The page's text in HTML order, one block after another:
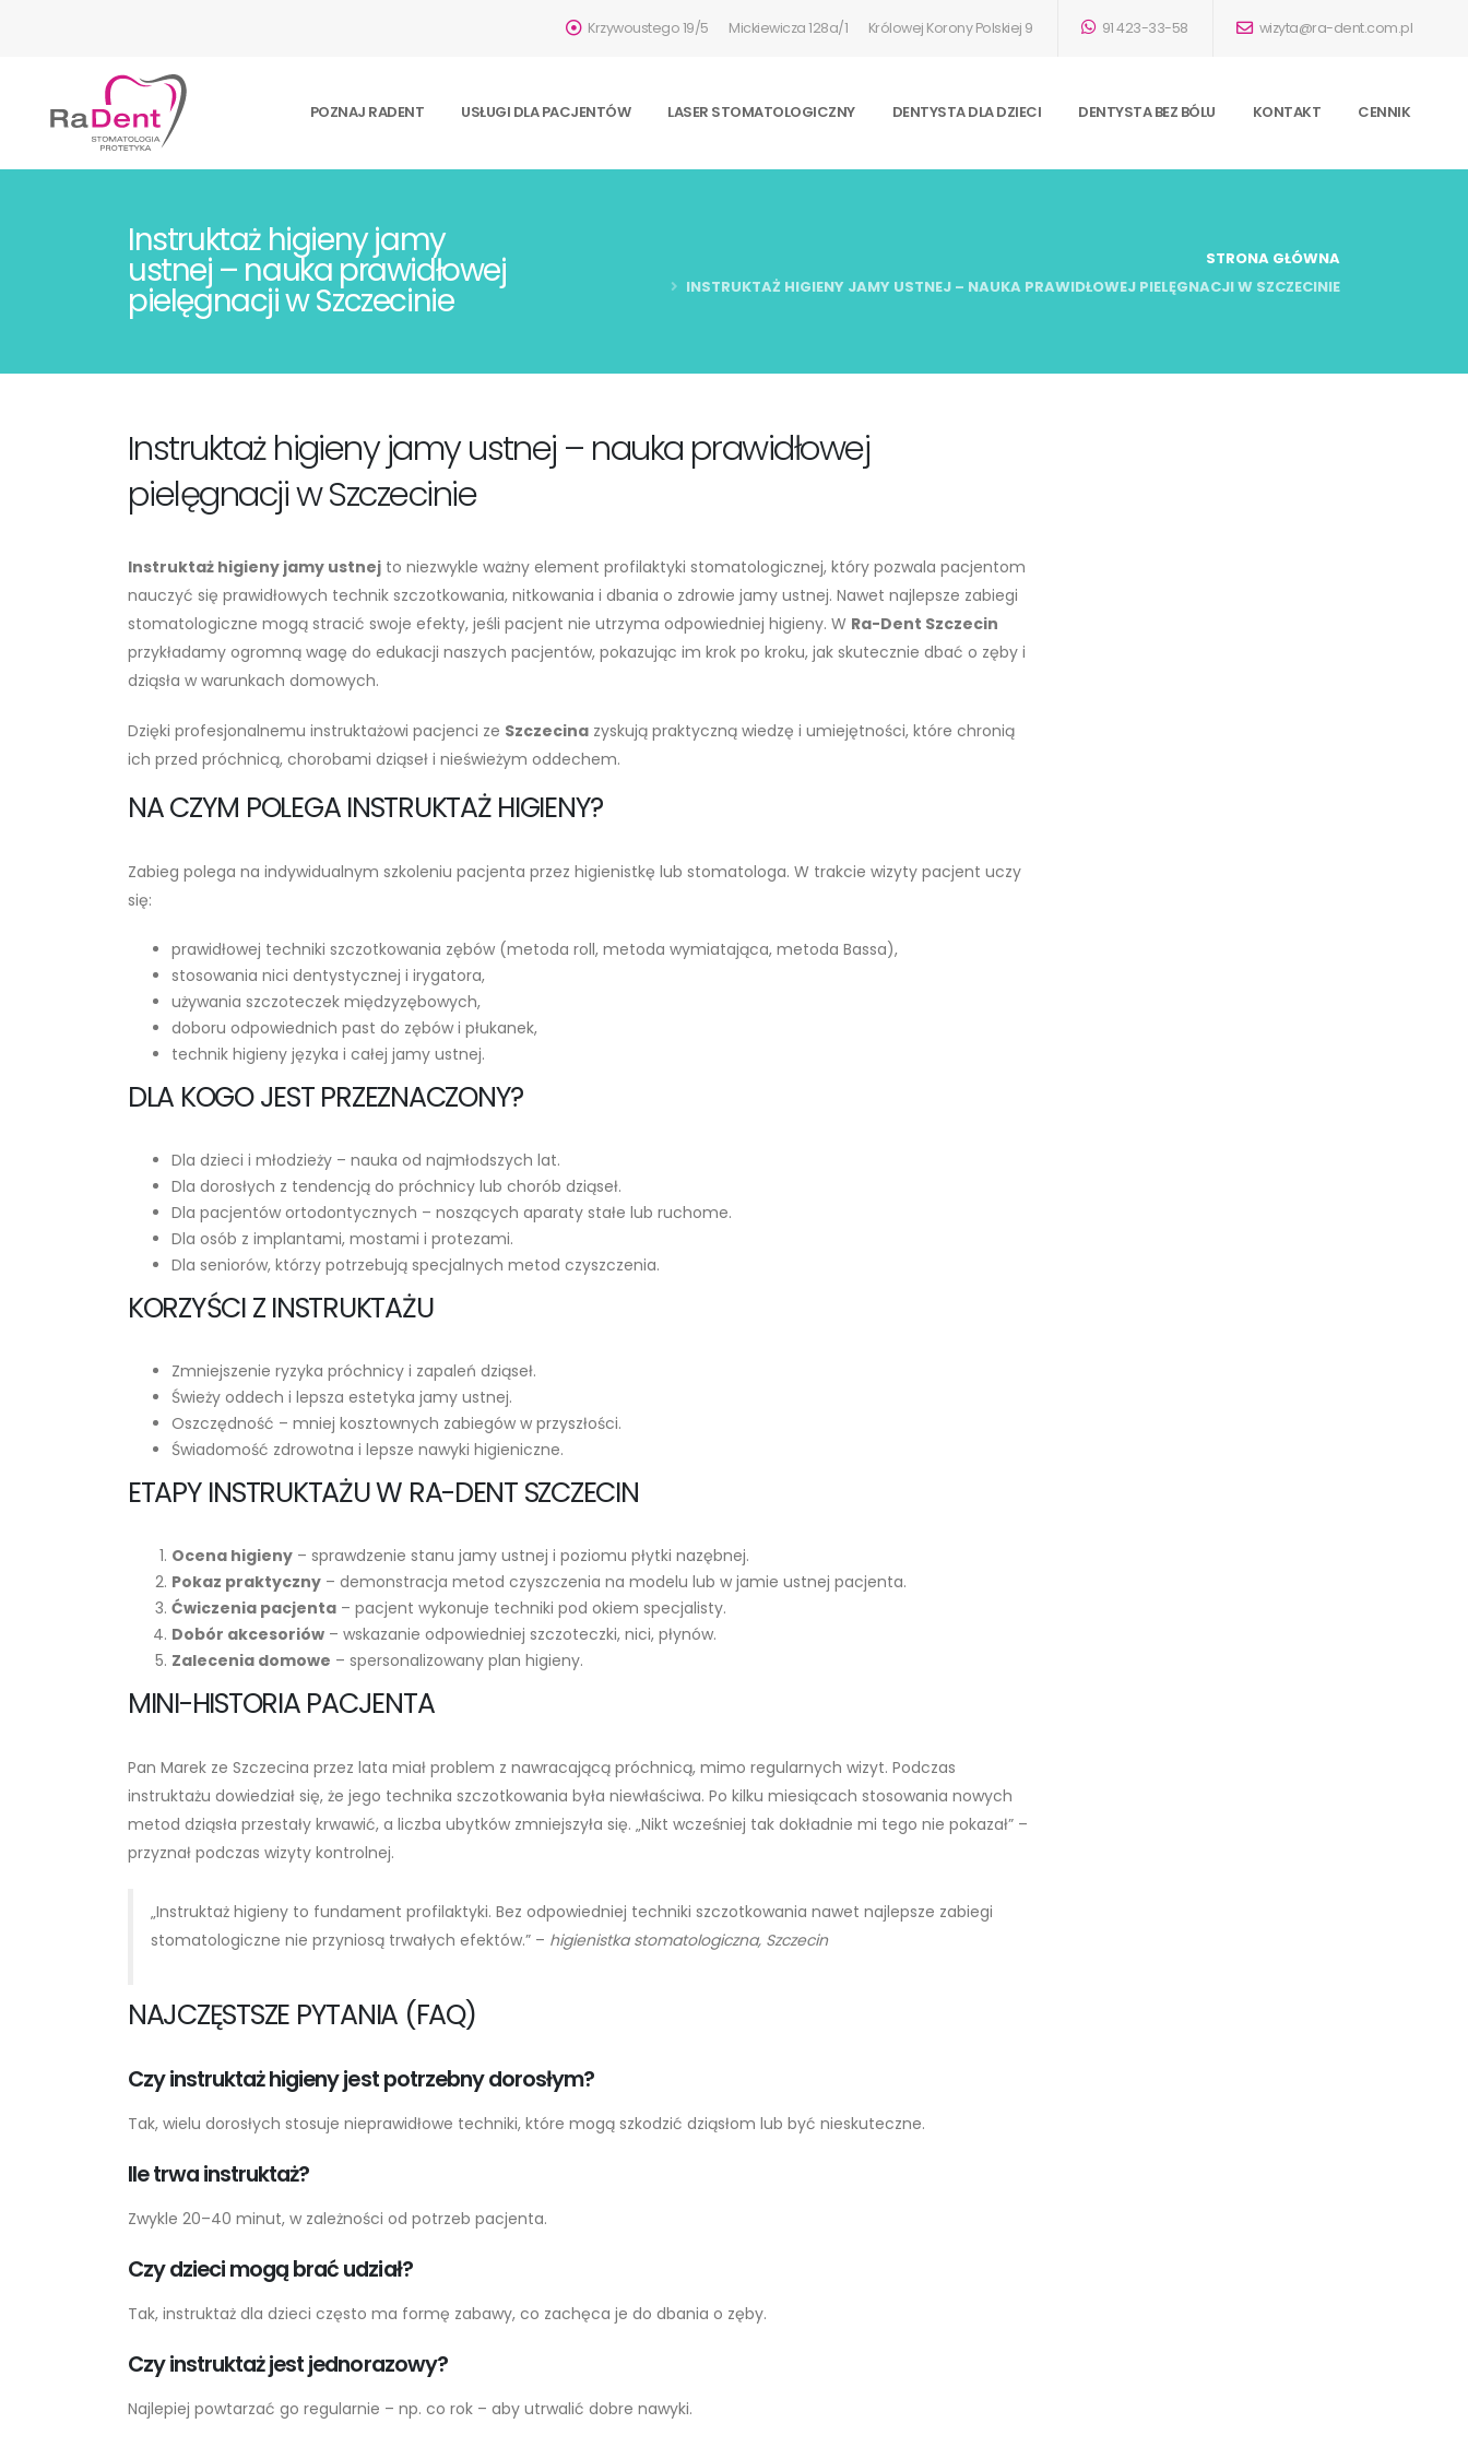
Krzywoustego 19/5 Mickiewicza 128a/1 Królowej Korony Polskiej 9 91 423-33-58 wizyta@ra-dent.com.pl
POZNAJ RADENT USŁUGI DLA PACJENTÓW LASER STOMATOLOGICZNY DENTYSTA DLA DZIECI DENTYSTA BEZ BÓLU KONTAKT CENNIK
Instruktaż higieny jamy
ustnej – nauka prawidłowej
pielęgnacji w Szczecinie
STRONA GŁÓWNA
INSTRUKTAŻ HIGIENY JAMY USTNEJ – NAUKA PRAWIDŁOWEJ PIELĘGNACJI W SZCZECINIE
Instruktaż higieny jamy ustnej – nauka prawidłowej
pielęgnacji w Szczecinie
Instruktaż higieny jamy ustnej to niezwykle ważny element profilaktyki stomatologicznej, który pozwala pacjentom
nauczyć się prawidłowych technik szczotkowania, nitkowania i dbania o zdrowie jamy ustnej. Nawet najlepsze zabiegi
stomatologiczne mogą stracić swoje efekty, jeśli pacjent nie utrzyma odpowiedniej higieny. W Ra-Dent Szczecin
przykładamy ogromną wagę do edukacji naszych pacjentów, pokazując im krok po kroku, jak skutecznie dbać o zęby i
dziąsła w warunkach domowych.
Dzięki profesjonalnemu instruktażowi pacjenci ze Szczecina zyskują praktyczną wiedzę i umiejętności, które chronią
ich przed próchnicą, chorobami dziąseł i nieświeżym oddechem.
NA CZYM POLEGA INSTRUKTAŻ HIGIENY?
Zabieg polega na indywidualnym szkoleniu pacjenta przez higienistkę lub stomatologa. W trakcie wizyty pacjent uczy
się:
prawidłowej techniki szczotkowania zębów (metoda roll, metoda wymiatająca, metoda Bassa),
stosowania nici dentystycznej i irygatora,
używania szczoteczek międzyzębowych,
doboru odpowiednich past do zębów i płukanek,
technik higieny języka i całej jamy ustnej.
DLA KOGO JEST PRZEZNACZONY?
Dla dzieci i młodzieży – nauka od najmłodszych lat.
Dla dorosłych z tendencją do próchnicy lub chorób dziąseł.
Dla pacjentów ortodontycznych – noszących aparaty stałe lub ruchome.
Dla osób z implantami, mostami i protezami.
Dla seniorów, którzy potrzebują specjalnych metod czyszczenia.
KORZYŚCI Z INSTRUKTAŻU
Zmniejszenie ryzyka próchnicy i zapaleń dziąseł.
Świeży oddech i lepsza estetyka jamy ustnej.
Oszczędność – mniej kosztownych zabiegów w przyszłości.
Świadomość zdrowotna i lepsze nawyki higieniczne.
ETAPY INSTRUKTAŻU W RA-DENT SZCZECIN
Ocena higieny – sprawdzenie stanu jamy ustnej i poziomu płytki nazębnej.
Pokaz praktyczny – demonstracja metod czyszczenia na modelu lub w jamie ustnej pacjenta.
Ćwiczenia pacjenta – pacjent wykonuje techniki pod okiem specjalisty.
Dobór akcesoriów – wskazanie odpowiedniej szczoteczki, nici, płynów.
Zalecenia domowe – spersonalizowany plan higieny.
MINI-HISTORIA PACJENTA
Pan Marek ze Szczecina przez lata miał problem z nawracającą próchnicą, mimo regularnych wizyt. Podczas
instruktażu dowiedział się, że jego technika szczotkowania była niewłaściwa. Po kilku miesiącach stosowania nowych
metod dziąsła przestały krwawić, a liczba ubytków zmniejszyła się. „Nikt wcześniej tak dokładnie mi tego nie pokazał” –
przyznał podczas wizyty kontrolnej.
„Instruktaż higieny to fundament profilaktyki. Bez odpowiedniej techniki szczotkowania nawet najlepsze zabiegi
stomatologiczne nie przyniosą trwałych efektów.” – higienistka stomatologiczna, Szczecin
NAJCZĘSTSZE PYTANIA (FAQ)
Czy instruktaż higieny jest potrzebny dorosłym?
Tak, wielu dorosłych stosuje nieprawidłowe techniki, które mogą szkodzić dziąsłom lub być nieskuteczne.
Ile trwa instruktaż?
Zwykle 20–40 minut, w zależności od potrzeb pacjenta.
Czy dzieci mogą brać udział?
Tak, instruktaż dla dzieci często ma formę zabawy, co zachęca je do dbania o zęby.
Czy instruktaż jest jednorazowy?
Najlepiej powtarzać go regularnie – np. co rok – aby utrwalić dobre nawyki.